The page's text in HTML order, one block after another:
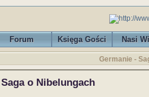
Forum Księga Gości Nasi
Germanie -
Saga o Nibelungach